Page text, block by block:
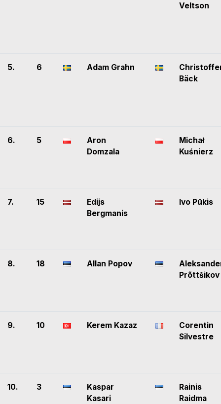
Veltson
5. 6 Adam Grahn
Bäck
6. 5
Aron
Domzala
Michał
Kuśnierz
7. 15
Edijs
Bergmanis
Ivo Pūkis
8. 18 Allan Popov
Prõttšikov
9. 10 Kerem Kazaz
Corentin
Silvestre
10. 3
Kaspar
Kasari
Rainis
Raidma